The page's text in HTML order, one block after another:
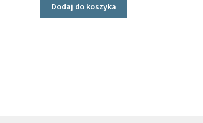
Dodaj do koszyka